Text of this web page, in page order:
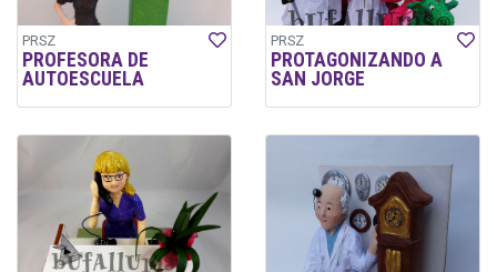
PRSZ
PROFESORA DE
AUTOESCUELA
PRSZ
PROTAGONIZANDO A
SAN JORGE